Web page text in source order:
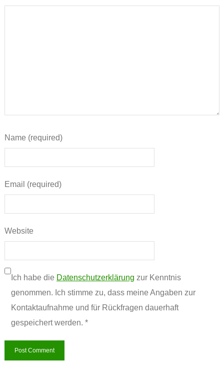
Name (required)
Email (required)
Website
Ich habe die Datenschutzerklärung zur Kenntnis
genommen. Ich stimme zu, dass meine Angaben zur
Kontaktaufnahme und für Rückfragen dauerhaft
gespeichert werden. *